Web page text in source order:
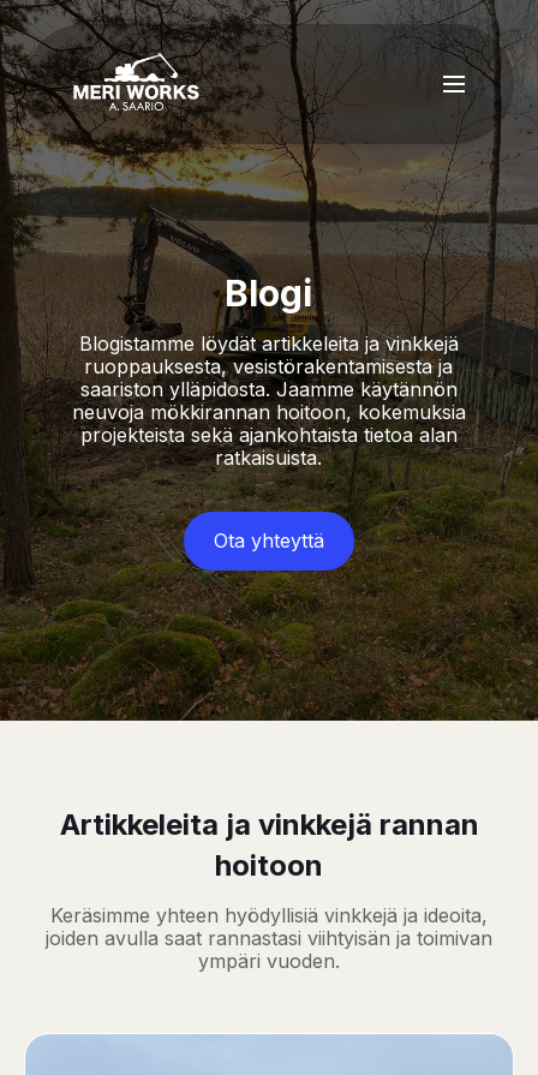
Blogi
Blogistamme löydät artikkeleita ja vinkkejä
ruoppauksesta, vesistörakentamisesta ja
saariston ylläpidosta. Jaamme käytännön
neuvoja mökkirannan hoitoon, kokemuksia
projekteista sekä ajankohtaista tietoa alan
ratkaisuista.
Ota yhteyttä
Artikkeleita ja vinkkejä rannan
hoitoon
Keräsimme yhteen hyödyllisiä vinkkejä ja ideoita,
joiden avulla saat rannastasi viihtyisän ja toimivan
ympäri vuoden.